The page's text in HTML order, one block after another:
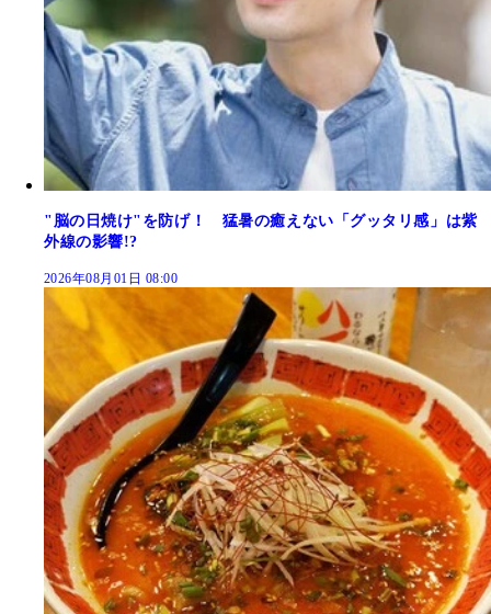
"脳の日焼け"を防げ！ 猛暑の癒えない「グッタリ感」は紫
外線の影響!?
2026年08月01日 08:00